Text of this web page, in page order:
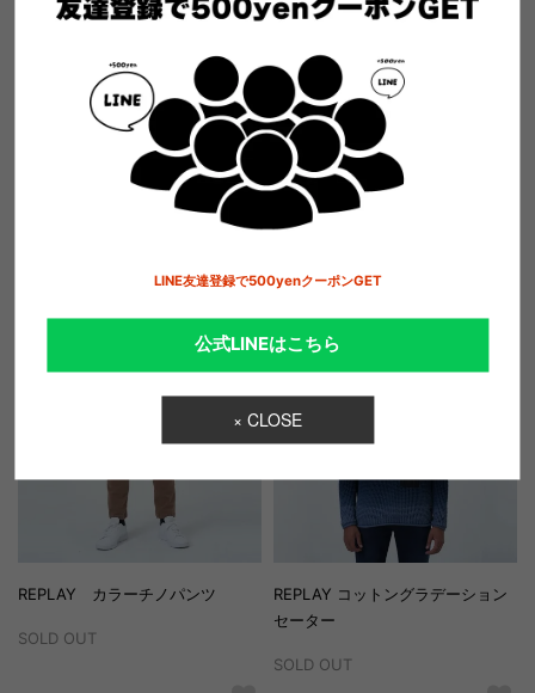
REPLAY ストレッチデニム
REPLAY カラーカーゴデニムパン
ツ
SOLD OUT
REPLAY カラーチノパンツ
SOLD OUT
REPLAY コットングラデーション
セーター
SOLD OUT
LINE友達登録で500yenクーポンGET
公式LINEはこちら
× CLOSE